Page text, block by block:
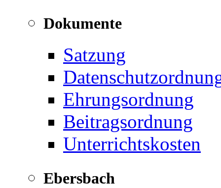
Dokumente
Satzung
Ehrungsordnung
Beitragsordnung
Unterrichtskosten
Ebersbach